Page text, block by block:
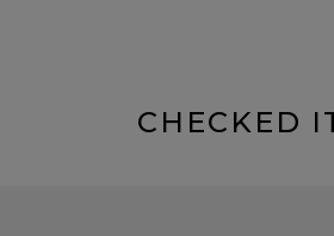
CHECKED